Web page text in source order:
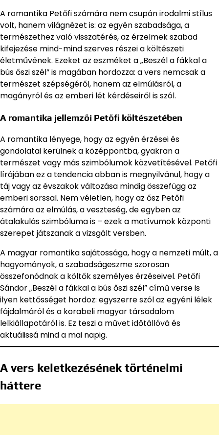
A romantika Petőfi számára nem csupán irodalmi stílus
volt, hanem világnézet is: az egyén szabadsága, a
természethez való visszatérés, az érzelmek szabad
kifejezése mind-mind szerves részei a költészeti
életművének. Ezeket az eszméket a „Beszél a fákkal a
bús őszi szél” is magában hordozza: a vers nemcsak a
természet szépségéről, hanem az elmúlásról, a
magányról és az emberi lét kérdéseiről is szól.
A romantika jellemzői Petőfi költészetében
A romantika lényege, hogy az egyén érzései és
gondolatai kerülnek a középpontba, gyakran a
természet vagy más szimbólumok közvetítésével. Petőfi
lírájában ez a tendencia abban is megnyilvánul, hogy a
táj vagy az évszakok változása mindig összefügg az
emberi sorssal. Nem véletlen, hogy az ősz Petőfi
számára az elmúlás, a veszteség, de egyben az
átalakulás szimbóluma is – ezek a motívumok központi
szerepet játszanak a vizsgált versben.
A magyar romantika sajátossága, hogy a nemzeti múlt, a
hagyományok, a szabadságeszme szorosan
összefonódnak a költők személyes érzéseivel. Petőfi
Sándor „Beszél a fákkal a bús őszi szél” című verse is
ilyen kettősséget hordoz: egyszerre szól az egyéni lélek
fájdalmáról és a korabeli magyar társadalom
lelkiállapotáról is. Ez teszi a művet időtállóvá és
aktuálissá mind a mai napig.
A vers keletkezésének történelmi
háttere